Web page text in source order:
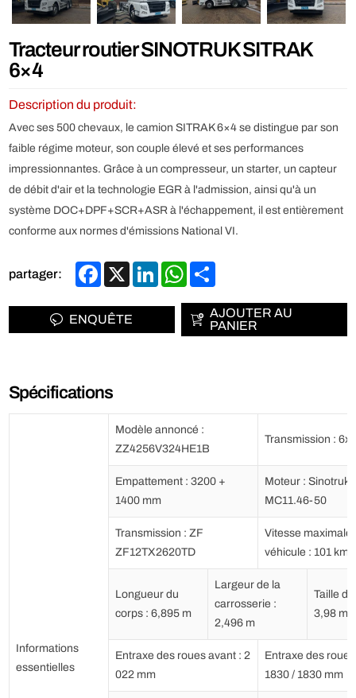
Tracteur routier SINOTRUK SITRAK
6×4
Description du produit:
Avec ses 500 chevaux, le camion SITRAK 6×4 se distingue par son
faible régime moteur, son couple élevé et ses performances
impressionnantes. Grâce à un compresseur, un starter, un capteur
de débit d'air et la technologie EGR à l'admission, ainsi qu'à un
système DOC+DPF+SCR+ASR à l'échappement, il est entièrement
conforme aux normes d'émissions National VI.
partager: Facebook
X LinkedInWhatsApp
Share
ENQUÊTE AJOUTER AU
PANIER
Spécifications
Informations
essentielles
Modèle annoncé :
ZZ4256V324HE1B
Transmission : 6x4
Empattement : 3200 +
1400 mm
Moteur : Sinotruk
MC11.46-50
Transmission : ZF
ZF12TX2620TD
Vitesse maximale
véhicule : 101 km/
Longueur du
corps : 6,895 m
Largeur de la
carrosserie :
2,496 m
Taille
3,98
Entraxe des roues avant : 2
022 mm
Entraxe des
1830 / 1830 mm